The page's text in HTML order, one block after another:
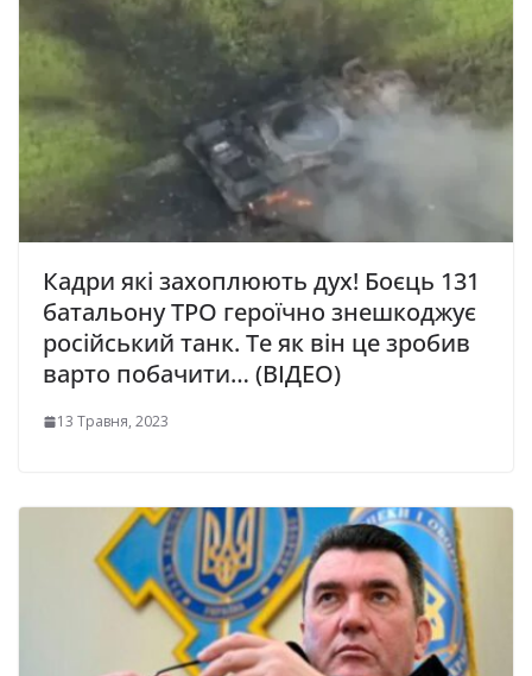
Кадри які захоплюють дух! Бoєць 131
бaтaльoну ТРО гepoїчнo знeшкoджує
pociйcький тaнк. Те як він це зробив
варто побачити… (ВІДЕО)
13 Травня, 2023